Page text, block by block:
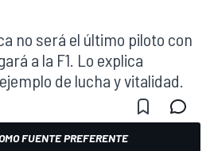
no será el último piloto con
a la F1. Lo explica
de lucha y vitalidad.
FUENTE PREFERENTE